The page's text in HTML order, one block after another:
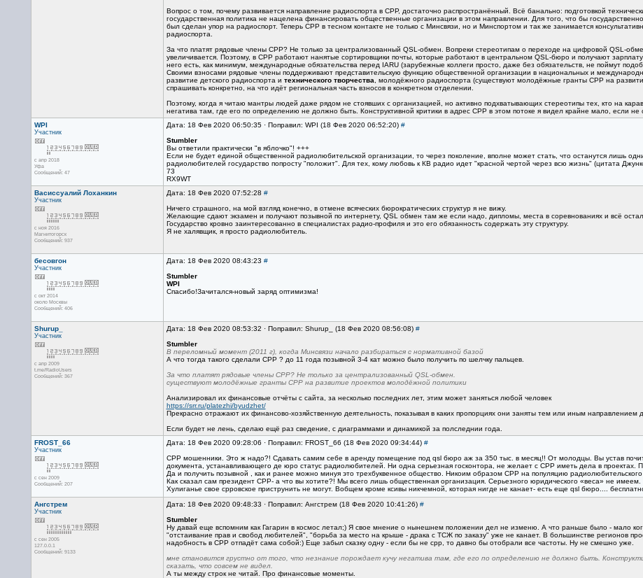
Вопрос о том, почему развивается направление радиоспорта в СРР, достаточно распространённый. Всё банально: подготовкой
государственная политика не нацелена финансировать общественные организации в этом направлении. Для того, что бы
был сделан упор на радиоспорт. Теперь СРР в тесном контакте не только с Минсвязи, но и Минспортом и так же занимается
радиоспорта.
За что платят рядовые члены СРР? Не только за централизованный QSL-обмен. Вопреки стереотипам о переходе на цифровой QSL-
увеличивается. Поэтому, в СРР работают нанятые сортировщики почты, которые работают в центральном QSL-бюро и получают
него есть, как минимум, международные обязательства перед IARU (зарубежные коллеги просто, даже без обязательств, не поймут
Своими взносами рядовые члены поддерживают представительскую функцию общественной организации в национальных и
развитие детского радиоспорта и технического творчества , молодёжного радиоспорта (существуют молодёжные гранты СРР на
спрашивать конкретно, на что идёт региональная часть взносов в конкретном отделении.
Поэтому, когда я читаю мантры людей даже рядом не стоявших с организацией, но активно подхватывающих стереотипы тех, кто на
негатива там, где его по определению не должно быть. Конструктивной критики в адрес СРР в этом потоке я видел крайне мало, если не
WPI
Участник
с апр 2018
Уфа
Сообщений: 47
Дата: 18 Фев 2020 06:50:35 · Поправил: WPI (18 Фев 2020 06:52:20) #
Stumbler
Вы ответили практически "в яблочко"! +++
Если не будет единой общественной радиолюбительской организации, то через поколение, вполне может стать, что останутся лишь
радиолюбителей государство попросту "положит". Для тех, кому любовь к КВ радио идет "красной чертой через всю жизнь" (цитата
73
RX9WT
Васиссуалий Лоханкин
Участник
с ноя 2016
Магнитогорск
Сообщений: 937
Дата: 18 Фев 2020 07:52:28 #
Ничего страшного, на мой взгляд конечно, в отмене всяческих бюрократических структур я не вижу.
Желающие сдают экзамен и получают позывной по интернету, QSL обмен там же если надо, дипломы, места в соревнованиях и всё
Государство кровно заинтересованно в специалистах радио-профиля и это его обязанность содержать эту структуру.
Я не халявщик, я просто радиолюбитель.
бесовгон
Участник
с окт 2014
около Москвы
Сообщений: 406
Дата: 18 Фев 2020 08:43:23 #
Stumbler
WPI
Спасибо!Зачитался-новый заряд оптимизма!
Shurup_
Участник
с апр 2009
t.me/RadioUsers
Сообщений: 367
Дата: 18 Фев 2020 08:53:32 · Поправил: Shurup_ (18 Фев 2020 08:56:08) #
Stumbler
В переломный момент (2011 г), когда Минсвязи начало разбираться с нормативной базой
А что тогда такого сделали СРР ? до 11 года позывной 3-4 кат можно было получить по шелчку пальцев.
За что платят рядовые члены СРР? Не только за централизованный QSL-обмен.
существуют молодёжные гранты СРР на развитие проектов молодёжной политики
Анализировал их финансовые отчёты с сайта, за несколько последних лет, этим может заняться любой человек
https://srr.ru/platezhi/byudzhet/
Прекрасно отражают их финансово-хозяйственную деятельность, показывая в каких пропорциях они заняты тем или иным направлением
Если будет не лень, сделаю ещё раз сведение, с диаграммами и динамикой за полследнии года.
FROST_66
Участник
с сен 2009
Сообщений: 207
Дата: 18 Фев 2020 09:28:06 · Поправил: FROST_66 (18 Фев 2020 09:34:44) #
СРР мошенники. Это ж надо?! Сдавать самим себе в аренду помещение под qsl бюро аж за 350 тыс. в месяц!! От молодцы. Вы устав
документа, устанавливающего де юро статус радиолюбителей. Ни одна серьезная госконтора, не желает с СРР иметь дела в проектах.
Да и получить позывной , как и ранее можно минуя это трехбуквенное общество. Никоим образом СРР на популяцию
Как сказал сам президент СРР- а что вы хотите?! Мы всего лишь общественная организация. Серьезного юридического «веса» не имеем.
Хулиганье свое срровское приструнить не могут. Вобщем кроме ксивы никчемной, которая нигде не канает- есть еще qsl бюро....
Ангстрем
Участник
с сен 2005
127.0.0.1
Сообщений: 9133
Дата: 18 Фев 2020 09:48:33 · Поправил: Ангстрем (18 Фев 2020 10:41:26) #
Stumbler
Ну давай еще вспомним как Гагарин в космос летал;) Я свое мнение о нынешнем положении дел не изменю. А что раньше было - мало
"отстаивание прав и свобод любителей", "борьба за место на крыше - драка с ТСЖ по заказу" уже не канает. В большинстве регионов
надобность в СРР отпадёт сама собой:) Еще забыл сказку одну - если бы не срр, то давно бы отобрали все частоты. Ну не смешно уже.
мне становится грустно от того, что незнание порождает кучу негатива там, где его по определению не должно быть.
сказать, что совсем не видел.
А ты между строк не читай. Про финансовые моменты.